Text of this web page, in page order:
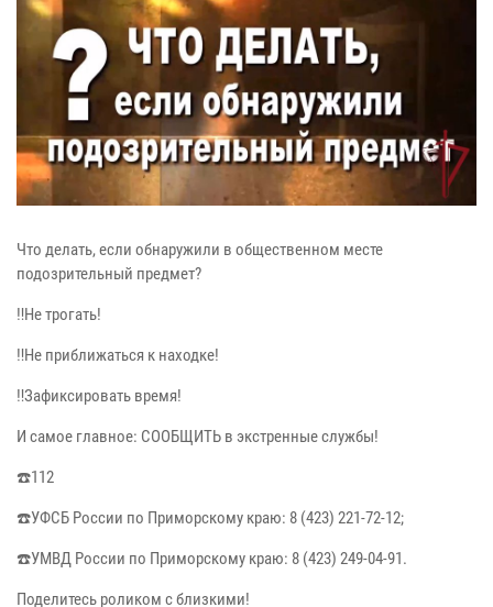
Что делать, если обнаружили в общественном месте
подозрительный предмет?
‼️Не трогать!
‼️Не приближаться к находке!
‼️Зафиксировать время!
И самое главное: СООБЩИТЬ в экстренные службы!
☎️112
☎️УФСБ России по Приморскому краю: 8 (423) 221-72-12;
☎️УМВД России по Приморскому краю: 8 (423) 249-04-91.
Поделитесь роликом с близкими!